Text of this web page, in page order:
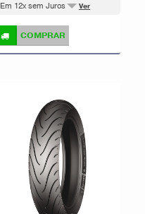
Em 12x sem Juros Ver
COMPRAR